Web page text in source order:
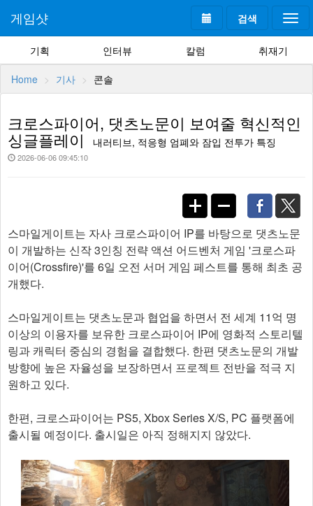
검색
게임샷
기획 인터뷰 칼럼 취재기
Home 기사 콘솔
크로스파이어, 댓츠노문이 보여줄 혁신적인
싱글플레이 내러티브, 적응형 엄폐와 잠입 전투가 특징
2026-06-06 09:45:10
스마일게이트는 자사 크로스파이어 IP를 바탕으로 댓츠노문
이 개발하는 신작 3인칭 전략 액션 어드벤처 게임 '크로스파
이어(Crossfire)'를 6일 오전 서머 게임 페스트를 통해 최초 공
개했다.
스마일게이트는 댓츠노문과 협업을 하면서 전 세계 11억 명
이상의 이용자를 보유한 크로스파이어 IP에 영화적 스토리텔
링과 캐릭터 중심의 경험을 결합했다. 한편 댓츠노문의 개발
방향에 높은 자율성을 보장하면서 프로젝트 전반을 적극 지
원하고 있다.
한편, 크로스파이어는 PS5, Xbox Series X/S, PC 플랫폼에
출시될 예정이다. 출시일은 아직 정해지지 않았다.